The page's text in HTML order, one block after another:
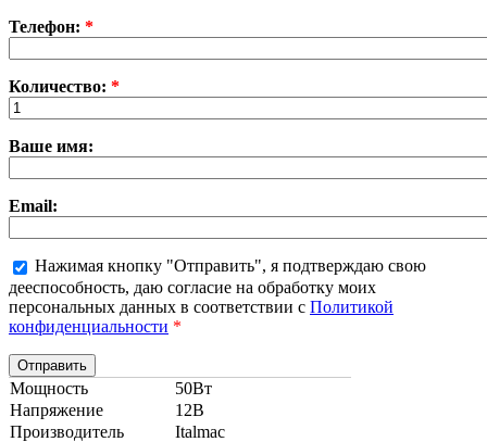
Телефон: *
Количество: *
Ваше имя:
Email:
Нажимая кнопку "Отправить", я подтверждаю свою
дееспособность, даю согласие на обработку моих
персональных данных в соответствии с Политикой
конфиденциальности *
Мощность
50Вт
Напряжение
12В
Производитель
Italmac